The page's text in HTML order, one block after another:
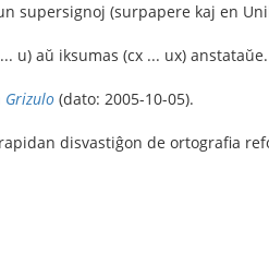
supersignoj (surpapere kaj en
u) aŭ iksumas (cx ... ux) anstataŭe.
Grizulo (dato: 2005-10-05).
disvastiĝon de ortografia